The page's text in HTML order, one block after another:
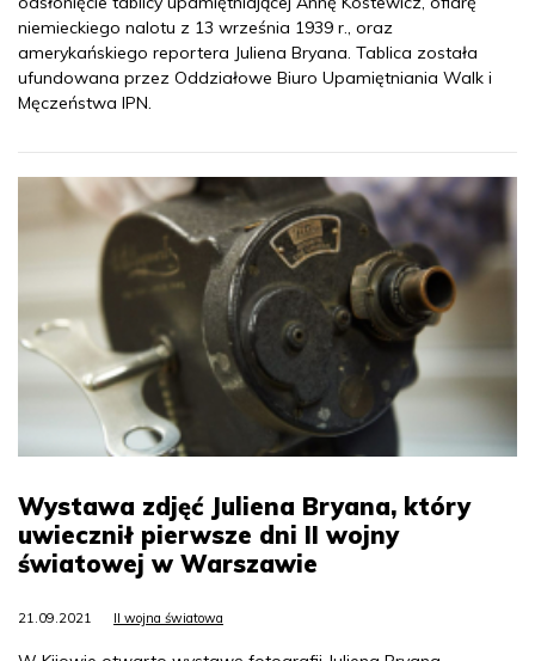
niemieckiego nalotu z 13 września 1939 r., oraz
amerykańskiego reportera Juliena Bryana. Tablica została
ufundowana przez Oddziałowe Biuro Upamiętniania Walk i
Męczeństwa IPN.
Wystawa zdjęć Juliena Bryana, który
uwiecznił pierwsze dni II wojny
światowej w Warszawie
21.09.2021 II wojna światowa